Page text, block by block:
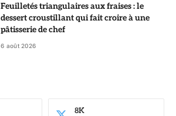
Feuilletés triangulaires aux fraises : le
dessert croustillant qui fait croire à une
pâtisserie de chef
6 août 2026
8K